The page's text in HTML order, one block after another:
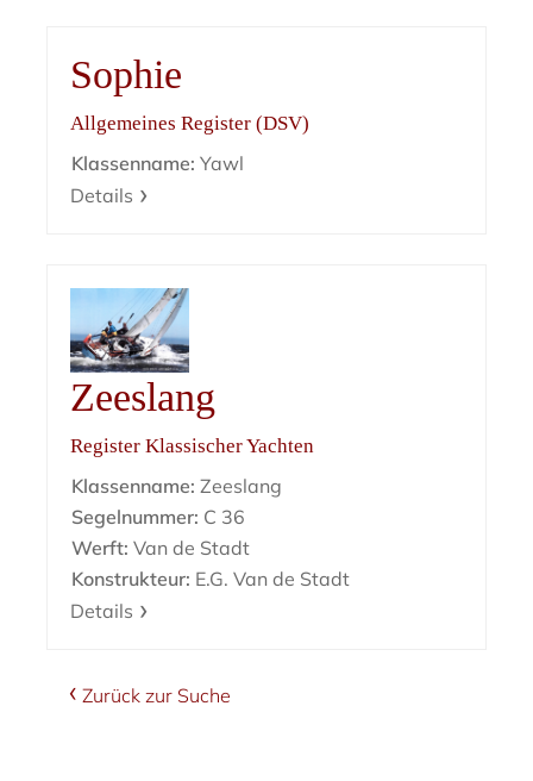
Sophie
Allgemeines Register (DSV)
Klassenname: Yawl
Details
Zeeslang
Register Klassischer Yachten
Klassenname: Zeeslang
Segelnummer: C 36
Werft: Van de Stadt
Konstrukteur: E.G. Van de Stadt
Details
Zurück zur Suche